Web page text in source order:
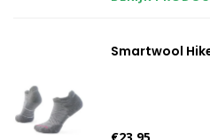
Smartwool